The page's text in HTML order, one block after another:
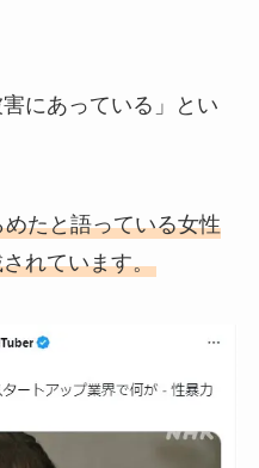
にあっている」とい
たと語っている女性
れています。